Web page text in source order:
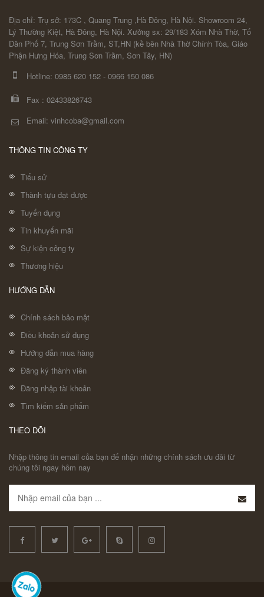
Địa chỉ: Trụ sở: 173C , Quang Trung ,Hà Đông, Hà Nội. Showroom 24,
Lý Thường Kiệt, Hà Đông, Hà Nội. Xưởng sx: 29/183 Xóm Nhà Thờ, Tổ
Dân Phố 7, Trung Sơn Trầm, ST,HN (kề bên Nhà Thờ Chính Tòa, Giáo
Phận Hưng Hóa, Trung Sơn Trầm, Sơn Tây, HN)
Hotline: 0985 620 152 - 0966 150 086
Fax : 02433826743
Email: vinhcoba@gmail.com
THÔNG TIN CÔNG TY
Tiểu sử
Thành tựu đạt được
Tuyển dụng
Tin khuyến mãi
Sự kiện công ty
Thương hiệu
HƯỚNG DẪN
Chính sách bảo mật
Điều khoản sử dụng
Hướng dẫn mua hàng
Đăng ký thành viên
Đăng nhập tài khoản
Tìm kiếm sản phẩm
THEO DÕI
Nhập thông tin email của bạn để nhận những chính sách ưu đãi từ
chúng tôi ngay hôm nay